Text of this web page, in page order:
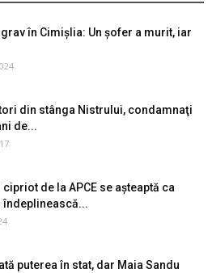
în Cimișlia: Un șofer a murit, iar
din stânga Nistrului, condamnaţi
de...
cipriot de la APCE se așteaptă ca
îndeplinească...
puterea în stat, dar Maia Sandu